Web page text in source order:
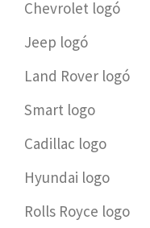
Chevrolet logó
Jeep logó
Land Rover logó
Smart logo
Cadillac logo
Hyundai logo
Rolls Royce logo